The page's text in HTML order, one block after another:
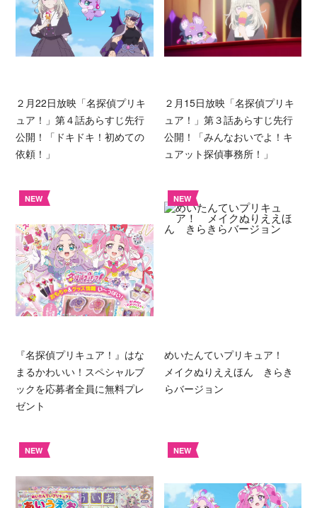
２月22日放映「名探偵プリキ
ュア！」第４話あらすじ先行
公開！「ドキドキ！初めての
依頼！」
２月15日放映「名探偵プリキ
ュア！」第３話あらすじ先行
公開！「みんなおいでよ！キ
ュアット探偵事務所！」
NEW
『名探偵プリキュア！』はな
まるかわいい！スペシャルブ
ックを応募者全員に無料プレ
ゼント
NEW
めいたんていプリキュア！
メイクぬりええほん きらき
らバージョン
NEW NEW